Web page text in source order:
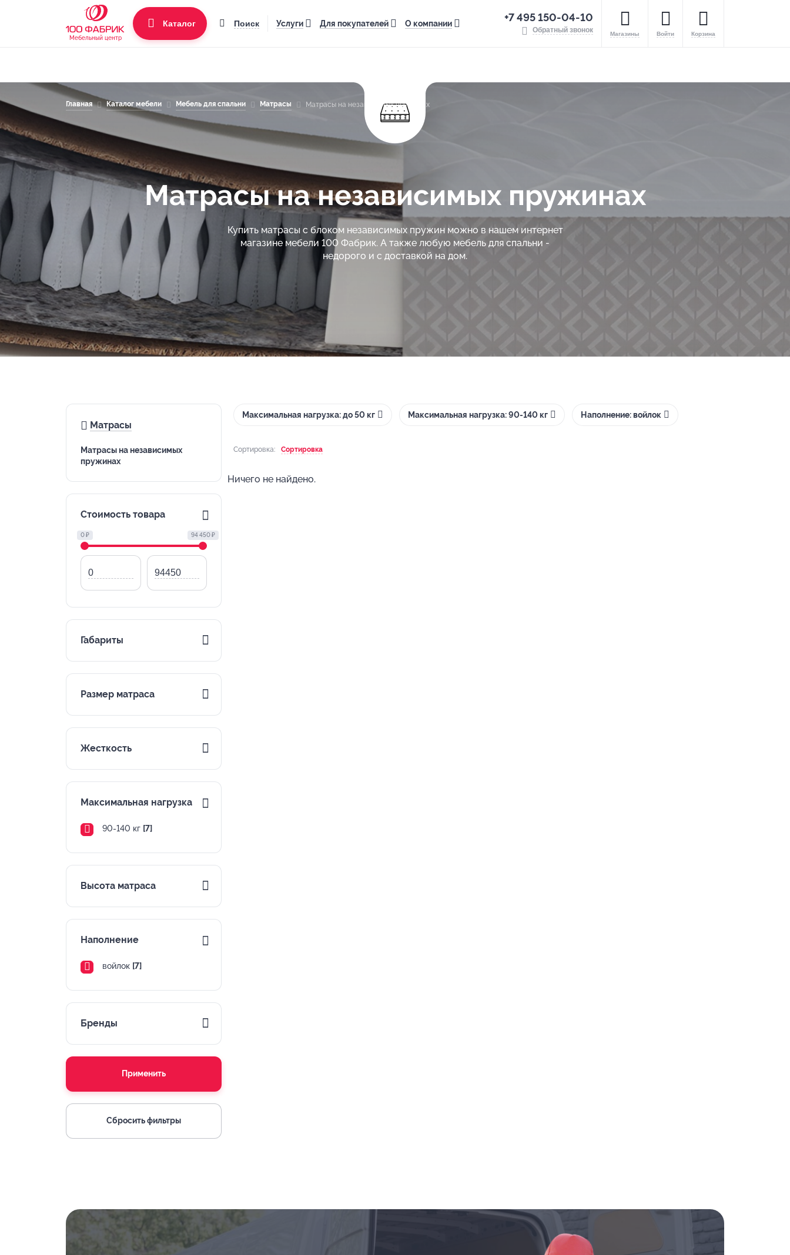
Мебельный центр
Каталог Поиск Услуги Для покупателей О компании +7 495 150-04-10
Обратный звонок Магазины Войти Корзина
Главная Каталог мебели Мебель для спальни Матрасы Матрасы на независимых пружинах
Матрасы на независимых пружинах
Купить матрасы с блоком независимых пружин можно в нашем интернет
магазине мебели 100 Фабрик. А также любую мебель для спальни -
недорого и с доставкой на дом.
Матрасы
Матрасы на независимых
пружинах
Стоимость товара
0 ₽ 94 450 ₽
Габариты
Размер матраса
Жесткость
Максимальная нагрузка
90-140 кг [7]
Высота матраса
Наполнение
войлок [7]
Бренды
Применить
Сбросить фильтры
Максимальная нагрузка: до 50 кг Максимальная нагрузка: 90-140 кг Наполнение: войлок
Сортировка: Сортировка
Ничего не найдено.